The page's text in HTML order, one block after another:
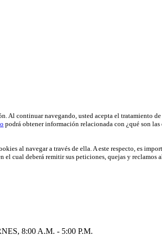
Al continuar navegando, usted acepta el tratamiento de
podrá obtener información relacionada con ¿qué son las
al navegar a través de ella. A este respecto, es
cual deberá remitir sus peticiones, quejas y reclamos
8:00 A.M. - 5:00 P.M.